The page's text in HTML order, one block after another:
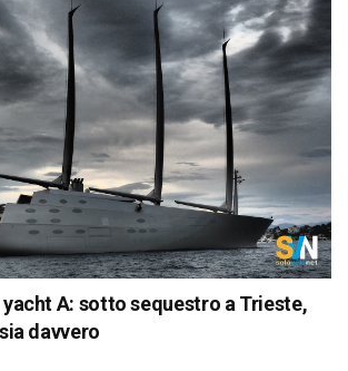
A: sotto sequestro a Trieste,
davvero